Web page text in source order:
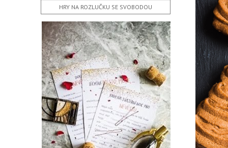
HRY NA ROZLUČKU SE SVOBODOU